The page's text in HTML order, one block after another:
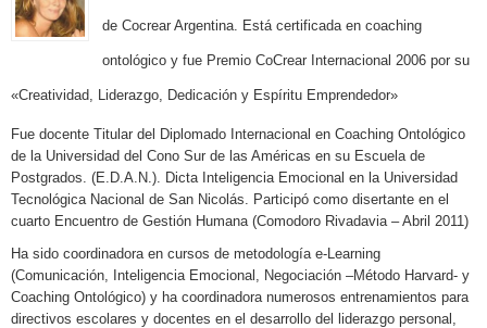
de Cocrear Argentina. Está certificada en coaching
ontológico y fue Premio CoCrear Internacional 2006 por su
«Creatividad, Liderazgo, Dedicación y Espíritu Emprendedor»
Fue docente Titular del Diplomado Internacional en Coaching Ontológico
de la Universidad del Cono Sur de las Américas en su Escuela de
Postgrados. (E.D.A.N.). Dicta Inteligencia Emocional en la Universidad
Tecnológica Nacional de San Nicolás. Participó como disertante en el
cuarto Encuentro de Gestión Humana (Comodoro Rivadavia – Abril 2011)
Ha sido coordinadora en cursos de metodología e-Learning
(Comunicación, Inteligencia Emocional, Negociación –Método Harvard- y
Coaching Ontológico) y ha coordinadora numerosos entrenamientos para
directivos escolares y docentes en el desarrollo del liderazgo personal,